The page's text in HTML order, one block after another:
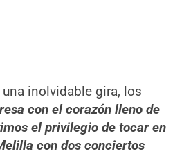
inolvidable gira, los
con el corazón lleno de
el privilegio de tocar en
con dos conciertos